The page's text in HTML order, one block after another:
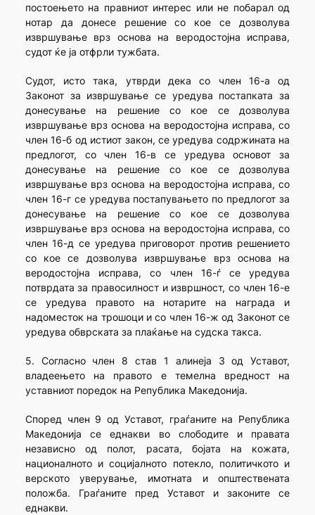
постоењето на правниот интерес или не побарал од
нотар да донесе решение со кое се дозволува
извршување врз основа на веродостојна исправа,
судот ќе ја отфрли тужбата.
Судот, исто така, утврди дека со член 16-а од
Законот за извршување се уредува постапката за
донесување на решение со кое се дозволува
извршување врз основа на веродостојна исправа, со
член 16-б од истиот закон, се уредува содржината на
предлогот, со член 16-в се уредува основот за
донесување на решение со кое се дозволува
извршување врз основа на веродостојна исправа, со
член 16-г се уредува постапувањето по предлогот за
донесување на решение со кое се дозволува
извршување врз основа на веродостојна исправа, со
член 16-д се уредува приговорот против решението
со кое се дозволува извршување врз основа на
веродостојна исправа, со член 16-ѓ се уредува
потврдата за правосилност и извршност, со член 16-е
се уредува правото на нотарите на награда и
надоместок на трошоци и со член 16-ж од Законот се
уредува обврската за плаќање на судска такса.
5. Согласно член 8 став 1 алинеја 3 од Уставот,
владеењето на правото е темелна вредност на
уставниот поредок на Република Македонија.
Според член 9 од Уставот, граѓаните на Република
Македонија се еднакви во слободите и правата
независно од полот, расата, бојата на кожата,
националното и социјалното потекло, политичкото и
верското уверување, имотната и општествената
положба. Граѓаните пред Уставот и законите се
еднакви.